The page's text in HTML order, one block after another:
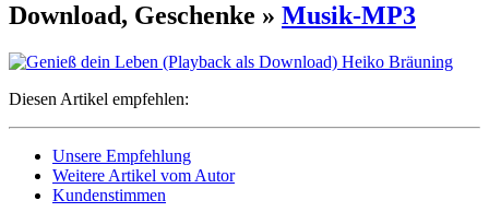
Download, Geschenke » Musik-MP3
Diesen Artikel empfehlen:
Unsere Empfehlung
Weitere Artikel vom Autor
Kundenstimmen